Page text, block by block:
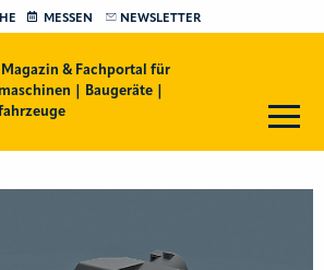
MESSEN NEWSLETTER
Magazin & Fachportal für
| Baugeräte |